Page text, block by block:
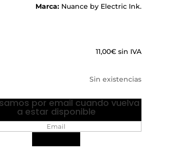
Marca: Nuance by Electric Ink.
11,00€ sin IVA
Sin existencias
por email cuando vuelva
a estar disponible